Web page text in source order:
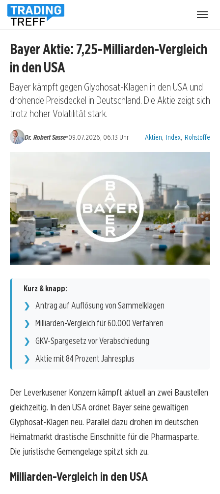
Bayer Aktie: 7,25-Milliarden-Vergleich
in den USA
Bayer kämpft gegen Glyphosat-Klagen in den USA und
drohende Preisdeckel in Deutschland. Die Aktie zeigt sich
trotz hoher Volatilität stark.
Dr. Robert Sasse•09.07.2026, 06:13 Uhr Kategorien:
Aktien Index Rohstoffe
Kurz & knapp:
Antrag auf Auflösung von Sammelklagen
Milliarden-Vergleich für 60.000 Verfahren
GKV-Spargesetz vor Verabschiedung
Aktie mit 84 Prozent Jahresplus
Der Leverkusener Konzern kämpft aktuell an zwei Baustellen
gleichzeitig. In den USA ordnet Bayer seine gewaltigen
Glyphosat-Klagen neu. Parallel dazu drohen im deutschen
Heimatmarkt drastische Einschnitte für die Pharmasparte.
Die juristische Gemengelage spitzt sich zu.
Milliarden-Vergleich in den USA